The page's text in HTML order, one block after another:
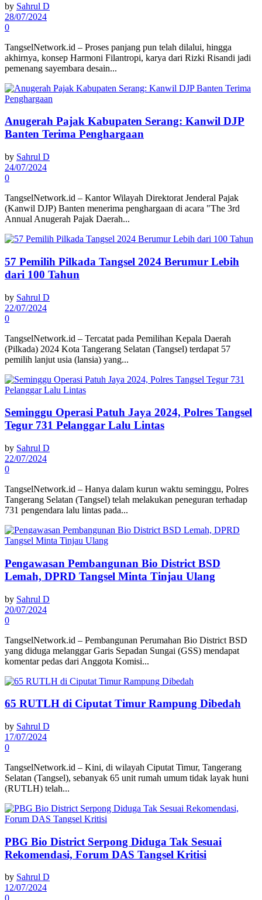
by Sahrul D
28/07/2024
0
TangselNetwork.id – Proses panjang pun telah dilalui, hingga
akhirnya, konsep Harmoni Filantropi, karya dari Rizki Risandi jadi
pemenang sayembara desain...
Anugerah Pajak Kabupaten Serang: Kanwil DJP
Banten Terima Penghargaan
by Sahrul D
24/07/2024
0
TangselNetwork.id – Kantor Wilayah Direktorat Jenderal Pajak
(Kanwil DJP) Banten menerima penghargaan di acara "The 3rd
Annual Anugerah Pajak Daerah...
57 Pemilih Pilkada Tangsel 2024 Berumur Lebih
dari 100 Tahun
by Sahrul D
22/07/2024
0
TangselNetwork.id – Tercatat pada Pemilihan Kepala Daerah
(Pilkada) 2024 Kota Tangerang Selatan (Tangsel) terdapat 57
pemilih lanjut usia (lansia) yang...
Seminggu Operasi Patuh Jaya 2024, Polres Tangsel
Tegur 731 Pelanggar Lalu Lintas
by Sahrul D
22/07/2024
0
TangselNetwork.id – Hanya dalam kurun waktu seminggu, Polres
Tangerang Selatan (Tangsel) telah melakukan peneguran terhadap
731 pengendara lalu lintas pada...
Pengawasan Pembangunan Bio District BSD
Lemah, DPRD Tangsel Minta Tinjau Ulang
by Sahrul D
20/07/2024
0
TangselNetwork.id – Pembangunan Perumahan Bio District BSD
yang diduga melanggar Garis Sepadan Sungai (GSS) mendapat
komentar pedas dari Anggota Komisi...
65 RUTLH di Ciputat Timur Rampung Dibedah
by Sahrul D
17/07/2024
0
TangselNetwork.id – Kini, di wilayah Ciputat Timur, Tangerang
Selatan (Tangsel), sebanyak 65 unit rumah umum tidak layak huni
(RUTLH) telah...
PBG Bio District Serpong Diduga Tak Sesuai
Rekomendasi, Forum DAS Tangsel Kritisi
by Sahrul D
12/07/2024